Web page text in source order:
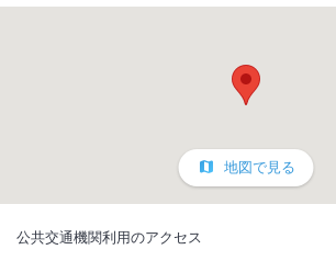
地図で見る
公共交通機関利用のアクセス